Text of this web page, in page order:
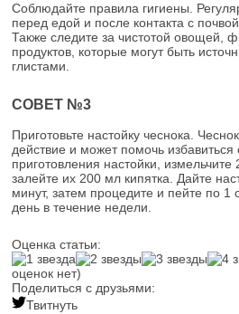
Соблюдайте правила гигиены.
перед едой и после контакта с
Также следите за чистотой овощей,
продуктов, которые могут быть
глистами.
СОВЕТ №3
Приготовьте настойку чеснока.
действие и может помочь избавиться
приготовления настойки, измельчите
залейте их 200 мл кипятка. Дайте
минут, затем процедите и пейте по 1
день в течение недели.
Оценка статьи:
оценок нет)
Поделиться с друзьями:
Твитнуть